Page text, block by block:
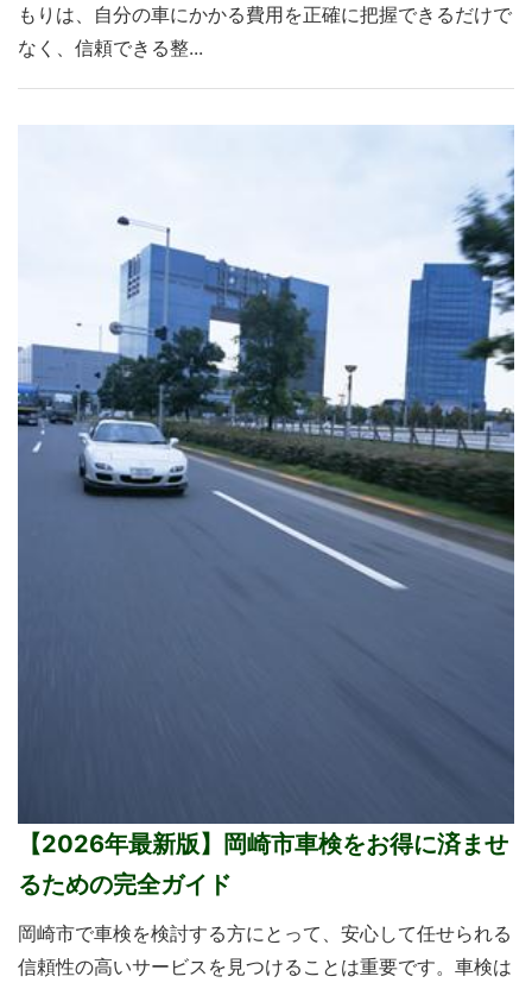
もりは、自分の車にかかる費用を正確に把握できるだけで
なく、信頼できる整...
【2026年最新版】岡崎市車検をお得に済ませ
るための完全ガイド
岡崎市で車検を検討する方にとって、安心して任せられる
信頼性の高いサービスを見つけることは重要です。車検は